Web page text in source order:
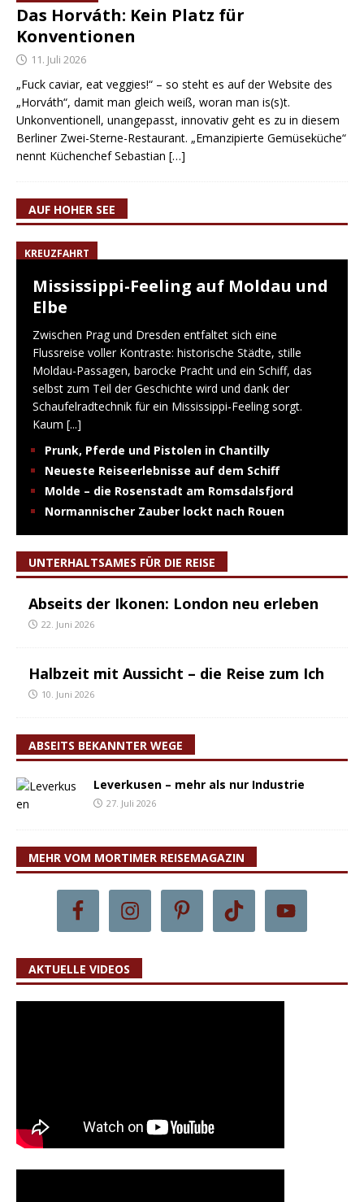
Das Horváth: Kein Platz für
Konventionen
11. Juli 2026
„Fuck caviar, eat veggies!“ – so steht es auf der Website des
„Horváth“, damit man gleich weiß, woran man is(s)t.
Unkonventionell, unangepasst, innovativ geht es zu in diesem
Berliner Zwei-Sterne-Restaurant. „Emanzipierte Gemüseküche“
nennt Küchenchef Sebastian […]
AUF HOHER SEE
KREUZFAHRT
Mississippi-Feeling auf Moldau und
Elbe
Zwischen Prag und Dresden entfaltet sich eine
Flussreise voller Kontraste: historische Städte, stille
Moldau-Passagen, barocke Pracht und ein Schiff, das
selbst zum Teil der Geschichte wird und dank der
Schaufelradtechnik für ein Mississippi-Feeling sorgt.
Kaum [...]
Prunk, Pferde und Pistolen in Chantilly
Neueste Reiseerlebnisse auf dem Schiff
Molde – die Rosenstadt am Romsdalsfjord
Normannischer Zauber lockt nach Rouen
UNTERHALTSAMES FÜR DIE REISE
Abseits der Ikonen: London neu erleben
22. Juni 2026
Halbzeit mit Aussicht – die Reise zum Ich
10. Juni 2026
ABSEITS BEKANNTER WEGE
Leverkusen – mehr als nur Industrie
27. Juli 2026
MEHR VOM MORTIMER REISEMAGAZIN
AKTUELLE VIDEOS